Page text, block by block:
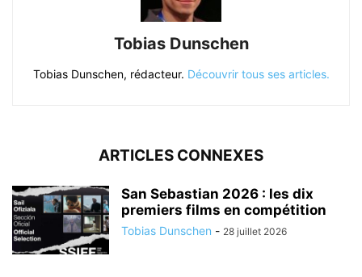
Tobias Dunschen
Tobias Dunschen, rédacteur. Découvrir tous ses articles.
ARTICLES CONNEXES
San Sebastian 2026 : les dix
premiers films en compétition
Tobias Dunschen - 28 juillet 2026